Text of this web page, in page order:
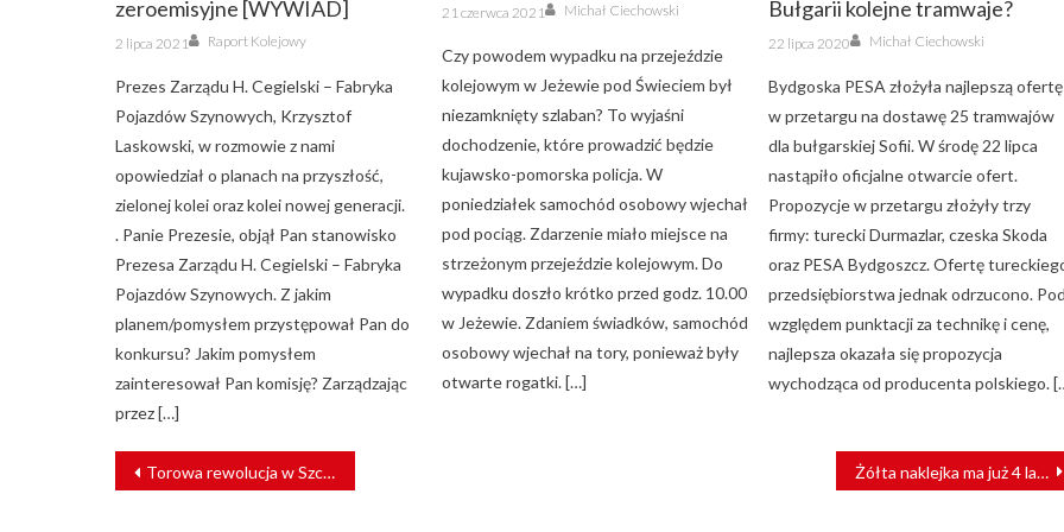
zeroemisyjne [WYWIAD]
Posted
on
2 lipca 2021 Author
Raport Kolejowy
Prezes Zarządu H. Cegielski – Fabryka
Pojazdów Szynowych, Krzysztof
Laskowski, w rozmowie z nami
opowiedział o planach na przyszłość,
zielonej kolei oraz kolei nowej generacji.
. Panie Prezesie, objął Pan stanowisko
Prezesa Zarządu H. Cegielski – Fabryka
Pojazdów Szynowych. Z jakim
planem/pomysłem przystępował Pan do
konkursu? Jakim pomysłem
zainteresował Pan komisję? Zarządzając
przez […]
Posted
on
21 czerwca 2021 Author
Michał Ciechowski
Czy powodem wypadku na przejeździe
kolejowym w Jeżewie pod Świeciem był
niezamknięty szlaban? To wyjaśni
dochodzenie, które prowadzić będzie
kujawsko-pomorska policja. W
poniedziałek samochód osobowy wjechał
pod pociąg. Zdarzenie miało miejsce na
strzeżonym przejeździe kolejowym. Do
wypadku doszło krótko przed godz. 10.00
w Jeżewie. Zdaniem świadków, samochód
osobowy wjechał na tory, ponieważ były
otwarte rogatki. […]
Bułgarii kolejne tramwaje?
Posted
on
22 lipca 2020 Author
Michał Ciechowski
Bydgoska PESA złożyła najlepszą ofertę
w przetargu na dostawę 25 tramwajów
dla bułgarskiej Sofii. W środę 22 lipca
nastąpiło oficjalne otwarcie ofert.
Propozycje w przetargu złożyły trzy
firmy: turecki Durmazlar, czeska Skoda
oraz PESA Bydgoszcz. Ofertę
przedsiębiorstwa jednak odrzucono. Pod
względem punktacji za technikę i cenę,
najlepsza okazała się propozycja
wychodząca od producenta polskiego.
NAWIGACJA
WPISU
Torowa rewolucja w Szczecinie. Od piątku zmiany w ruchu Żółta naklejka ma już 4 lata!